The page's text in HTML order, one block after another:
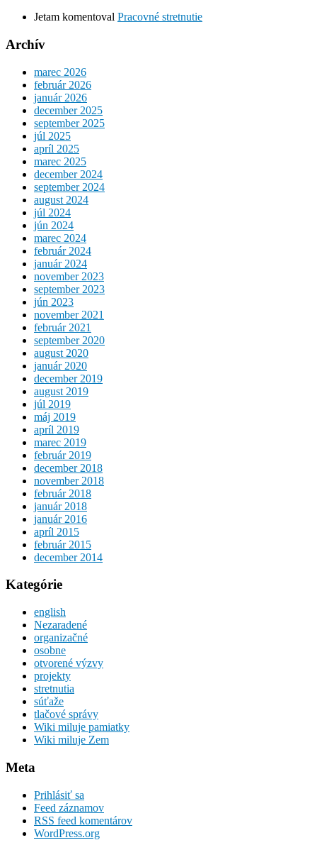
Jetam komentoval Pracovné stretnutie
Archív
marec 2026
február 2026
január 2026
december 2025
september 2025
júl 2025
apríl 2025
marec 2025
december 2024
september 2024
august 2024
júl 2024
jún 2024
marec 2024
február 2024
január 2024
november 2023
september 2023
jún 2023
november 2021
február 2021
september 2020
august 2020
január 2020
december 2019
august 2019
júl 2019
máj 2019
apríl 2019
marec 2019
február 2019
december 2018
november 2018
február 2018
január 2018
január 2016
apríl 2015
február 2015
december 2014
Kategórie
english
Nezaradené
organizačné
osobne
otvorené výzvy
projekty
stretnutia
súťaže
tlačové správy
Wiki miluje pamiatky
Wiki miluje Zem
Meta
Prihlásiť sa
Feed záznamov
RSS feed komentárov
WordPress.org